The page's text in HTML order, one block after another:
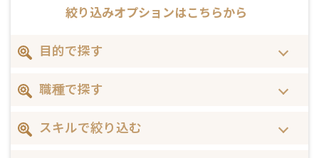
絞り込みオプションはこちらから
目的で探す
職種で探す
スキルで絞り込む